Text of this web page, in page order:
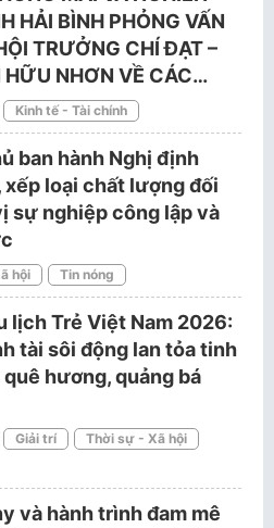
HẢI BÌNH PHỎNG VẤN
TRƯỞNG CHÍ ĐẠT –
HỮU NHƠN VỀ CÁC…
Kinh tế - Tài chính
ban hành Nghị định
xếp loại chất lượng đối
sự nghiệp công lập và
hội Tin nóng
lịch Trẻ Việt Nam 2026:
tài sôi động lan tỏa tinh
hương, quảng bá
Giải trí
Thời sự - Xã hội
và hành trình đam mê